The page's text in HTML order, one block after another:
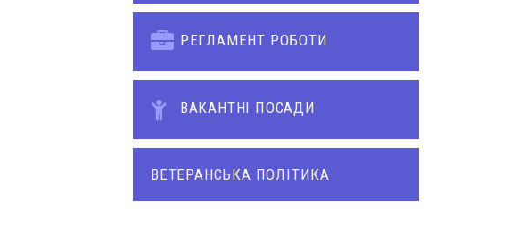
РЕГЛАМЕНТ РОБОТИ
ВАКАНТНІ ПОСАДИ
ВЕТЕРАНСЬКА ПОЛІТИКА